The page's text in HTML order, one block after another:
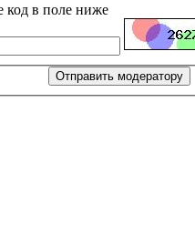
код в поле ниже
Отправить модератору